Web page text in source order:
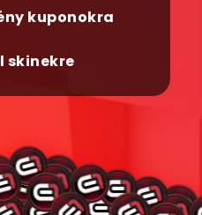
kuponokra
skinekre